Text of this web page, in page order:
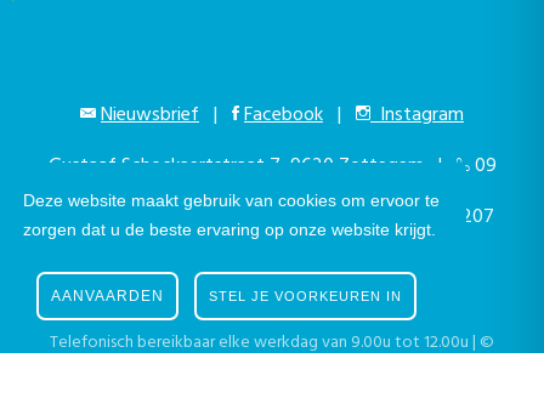
Deze website maakt gebruik van cookies om ervoor te
zorgen dat u de beste ervaring op onze website krijgt.
STEL JE VOORKEUREN IN
AANVAARDEN
Nieuwsbrief | Facebook |
Instagram
Gustaaf Schockaertstraat 7, 9620 Zottegem |
09
364 65 00| info@zottegem.be| Btw BE 0207
444 990
Telefonisch bereikbaar elke werkdag van 9.00u tot 12.00u | ©